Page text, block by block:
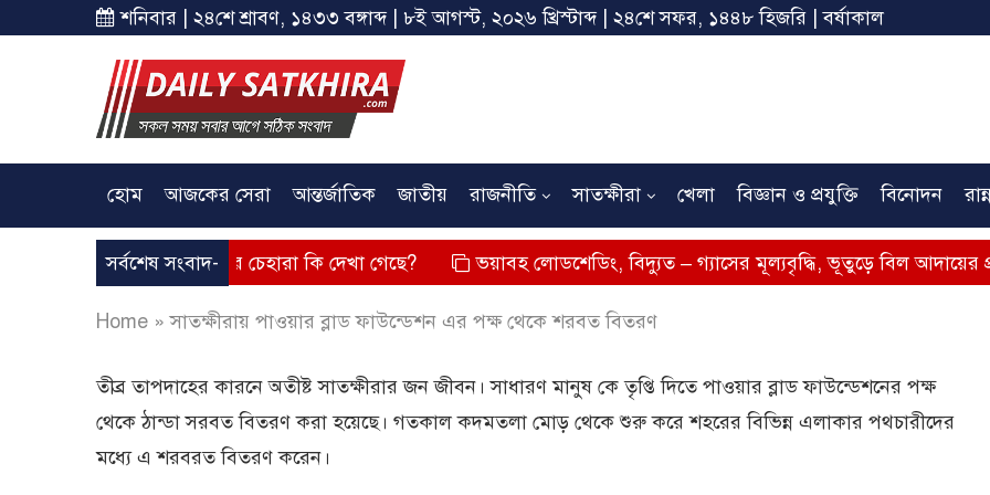
শনিবার | ২৪শে শ্রাবণ, ১৪৩৩ বঙ্গাব্দ | ৮ই আগস্ট, ২০২৬ খ্রিস্টাব্দ | ২৪শে সফর, ১৪৪৮ হিজরি | বর্ষাকাল
হোম আজকের সেরা আন্তর্জাতিক জাতীয় রাজনীতি সাতক্ষীরা খেলা বিজ্ঞান ও প্রযুক্তি বিনোদন
সর্বশেষ সংবাদ-
দিয়েছে? তার চেহারা কি দেখা গেছে? ভয়াবহ লোডশেডিং, বিদ্যুত – গ্যাসের মূল্যবৃদ্ধি, ভূতুড়ে বিল আদায়ের প্রতিবাদে
Home »সাতক্ষীরায় পাওয়ার ব্লাড ফাউন্ডেশন এর পক্ষ থেকে শরবত বিতরণ
তীব্র তাপদাহের কারনে অতীষ্ট সাতক্ষীরার জন জীবন। সাধারণ মানুষ কে তৃপ্তি দিতে পাওয়ার ব্লাড ফাউন্ডেশনের পক্ষ
থেকে ঠান্ডা সরবত বিতরণ করা হয়েছে। গতকাল কদমতলা মোড় থেকে শুরু করে শহরের বিভিন্ন এলাকার পথচারীদের
মধ্যে এ শরবরত বিতরণ করেন।